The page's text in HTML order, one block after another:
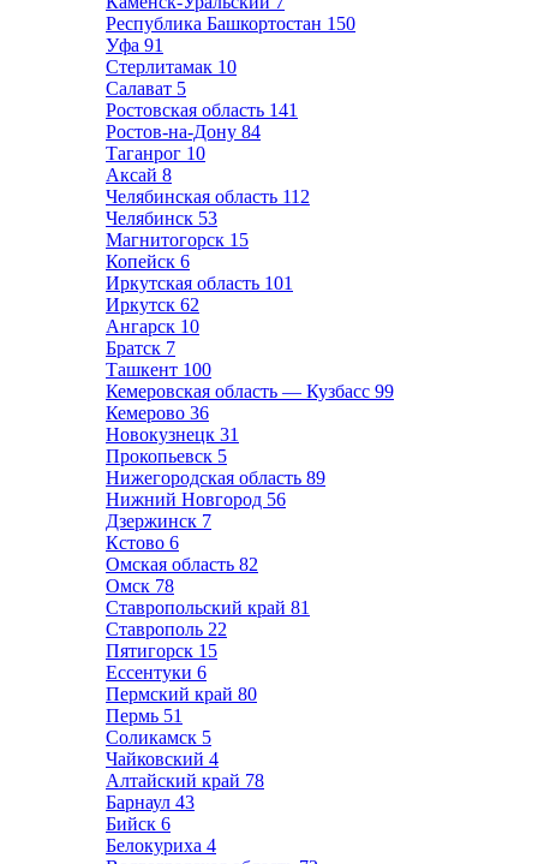
Республика Башкортостан 150
Уфа 91
Стерлитамак 10
Салават 5
Ростовская область 141
Ростов-на-Дону 84
Таганрог 10
Аксай 8
Челябинская область 112
Челябинск 53
Магнитогорск 15
Копейск 6
Иркутская область 101
Иркутск 62
Ангарск 10
Братск 7
Ташкент 100
Кемеровская область — Кузбасс 99
Кемерово 36
Новокузнецк 31
Прокопьевск 5
Нижегородская область 89
Нижний Новгород 56
Дзержинск 7
Кстово 6
Омская область 82
Омск 78
Ставропольский край 81
Ставрополь 22
Пятигорск 15
Ессентуки 6
Пермский край 80
Пермь 51
Соликамск 5
Чайковский 4
Алтайский край 78
Барнаул 43
Бийск 6
Белокуриха 4